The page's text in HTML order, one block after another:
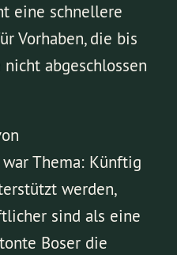
eine schnellere
Vorhaben, die bis
nicht abgeschlossen
Thema: Künftig
werden,
sind als eine
Boser die